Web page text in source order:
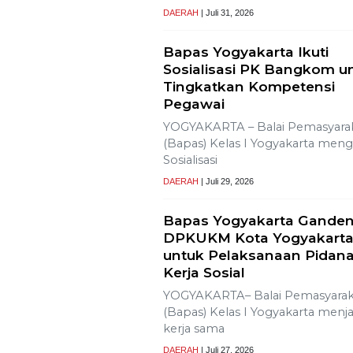
NTB Terancam
Muhammad Safi’i,
Nahkodai KNPI
PROBOLINGGO – Nahkoda
Dewan Pengurus Daerah (DPD)
Komite Nasional
DAERAH | Juli 31, 2026